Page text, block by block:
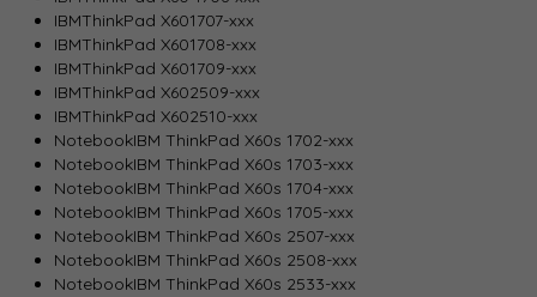
IBMThinkPad X601707-xxx
IBMThinkPad X601708-xxx
IBMThinkPad X601709-xxx
IBMThinkPad X602509-xxx
IBMThinkPad X602510-xxx
NotebookIBM ThinkPad X60s 1702-xxx
NotebookIBM ThinkPad X60s 1703-xxx
NotebookIBM ThinkPad X60s 1704-xxx
NotebookIBM ThinkPad X60s 1705-xxx
NotebookIBM ThinkPad X60s 2507-xxx
NotebookIBM ThinkPad X60s 2508-xxx
NotebookIBM ThinkPad X60s 2533-xxx